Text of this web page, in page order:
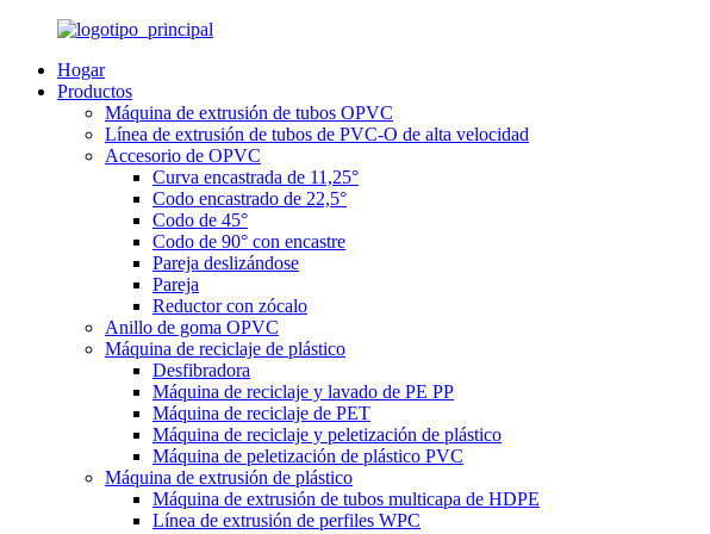
Hogar
Productos
Máquina de extrusión de tubos OPVC
Línea de extrusión de tubos de PVC-O de alta velocidad
Accesorio de OPVC
Curva encastrada de 11,25°
Codo encastrado de 22,5°
Codo de 45°
Codo de 90° con encastre
Pareja deslizándose
Pareja
Reductor con zócalo
Anillo de goma OPVC
Máquina de reciclaje de plástico
Desfibradora
Máquina de reciclaje y lavado de PE PP
Máquina de reciclaje de PET
Máquina de reciclaje y peletización de plástico
Máquina de peletización de plástico PVC
Máquina de extrusión de plástico
Máquina de extrusión de tubos multicapa de HDPE
Línea de extrusión de perfiles WPC